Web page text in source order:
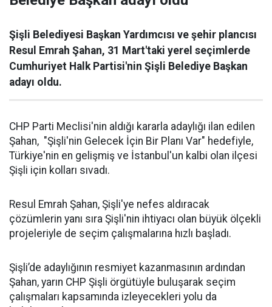
Şişli Belediyesi Başkan Yardımcısı ve şehir plancısı
Resul Emrah Şahan, 31 Mart'taki yerel seçimlerde
Cumhuriyet Halk Partisi'nin Şişli Belediye Başkan
adayı oldu.
CHP Parti Meclisi'nin aldığı kararla adaylığı ilan edilen
Şahan, "Şişli'nin Gelecek İçin Bir Planı Var" hedefiyle,
Türkiye'nin en gelişmiş ve İstanbul'un kalbi olan ilçesi
Şişli için kolları sıvadı.
Resul Emrah Şahan, Şişli'ye nefes aldıracak
çözümlerin yanı sıra Şişli'nin ihtiyacı olan büyük ölçekli
projeleriyle de seçim çalışmalarına hızlı başladı.
Şişli’de adaylığının resmiyet kazanmasının ardından
Şahan, yarın CHP Şişli örgütüyle buluşarak seçim
çalışmaları kapsamında izleyecekleri yolu da